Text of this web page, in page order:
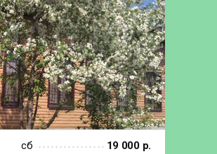
сб
19 000 р.